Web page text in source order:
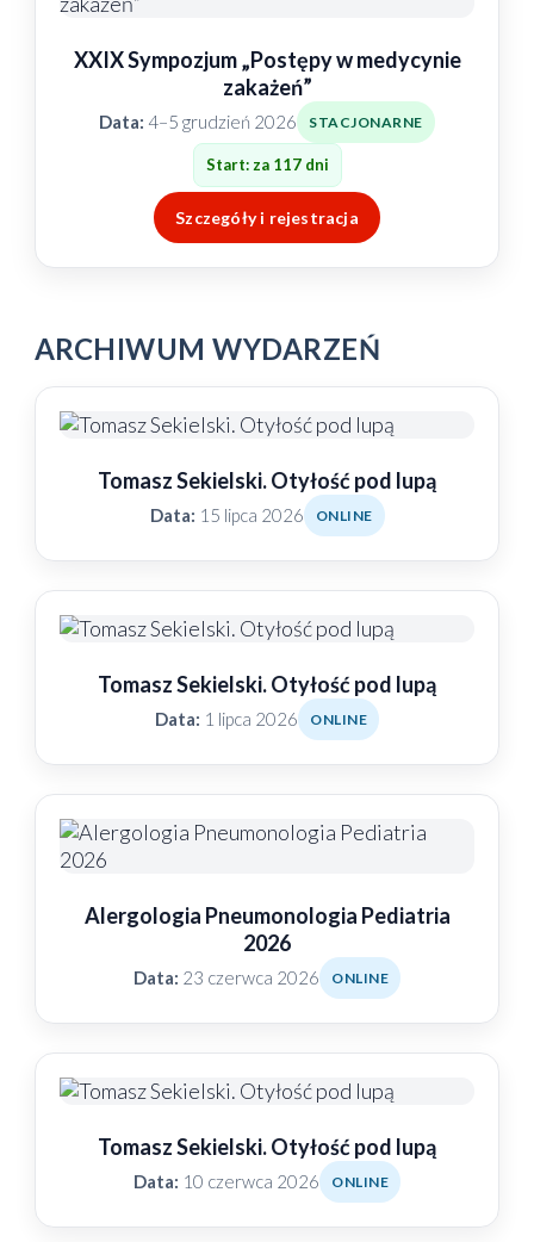
XXIX Sympozjum „Postępy w medycynie
zakażeń”
Data: 4–5 grudzień 2026 STACJONARNE
Start: za 117 dni
Szczegóły i rejestracja
ARCHIWUM WYDARZEŃ
Tomasz Sekielski. Otyłość pod lupą
Data: 15 lipca 2026 ONLINE
Tomasz Sekielski. Otyłość pod lupą
Data: 1 lipca 2026 ONLINE
Alergologia Pneumonologia Pediatria
2026
Data: 23 czerwca 2026 ONLINE
Tomasz Sekielski. Otyłość pod lupą
Data: 10 czerwca 2026 ONLINE